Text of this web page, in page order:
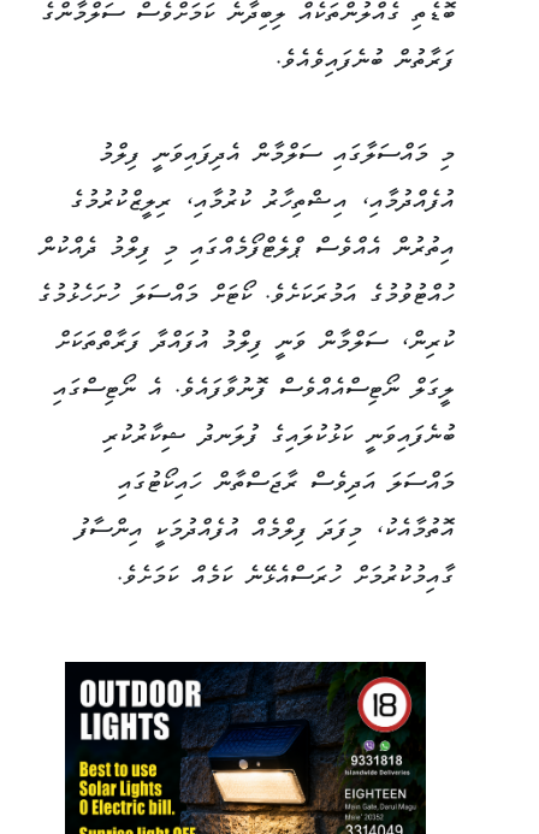
ބޮޑެތި ގެއްލުންތަކެއް ލިބިދާނެ ކަމަށްވެސް ސަލްމާންގެ
ފަރާތުން ބުނެފައިވެއެވެ.
މި މައްސަލާގައި ސަލްމާން އެދިފައިވަނީ ފިލްމު
އުފެއްދުމާއި، އިޝްތިހާރު ކުރުމާއި، ރިލީޒްކުރުމުގެ
އިތުރުން އެއްވެސް ޕްލެޓްފޯމެއްގައި މި ފިލްމު ދެއްކުން
ހުއްޓުވުމުގެ އަމުރަކަށެވެ. ކޯޓަށް މައްސަލަ ހުށަހެޅުމުގެ
ކުރިން، ސަލްމާން ވަނީ ފިލްމު އުފައްދާ ފަރާތްތަކަށް
ލީގަލް ނޯޓިސްއެއްވެސް ފޮނުވާފައެވެ. އެ ނޯޓިސްގައި
ބުނެފައިވަނީ ކަޅުކުލައިގެ ފުލަނދު ޝިކާރުކުރި
މައްސަލަ އަދިވެސް ރާޖަސްތާން ހައިކޯޓުގައި
އޮތުމާއެކު، މިފަދަ ފިލްމެއް އުފެއްދުމަކީ އިންސާފު
ގާއިމުކުރުމަށް ހުރަސްއެޅޭނެ ކަމެއް ކަމަށެވެ.